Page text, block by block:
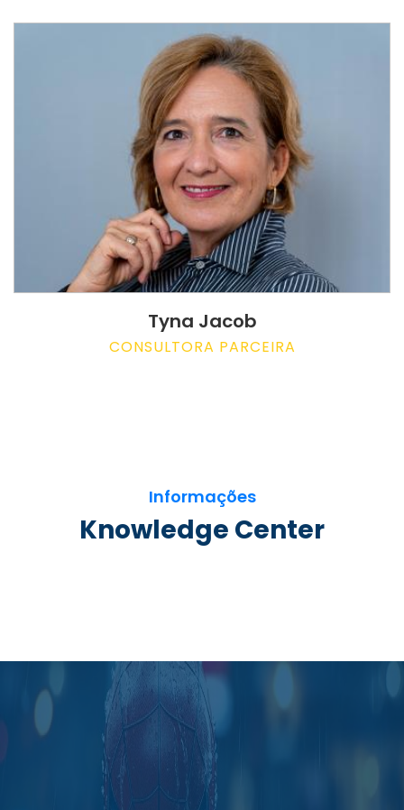
Tyna Jacob
CONSULTORA PARCEIRA
Informações
Knowledge Center